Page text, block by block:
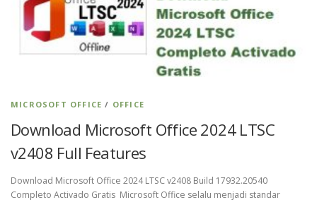
MICROSOFT OFFICE / OFFICE
Download Microsoft Office 2024 LTSC
v2408 Full Features
Download Microsoft Office 2024 LTSC v2408 Build 17932.20540
Completo Activado Gratis Microsoft Office selalu menjadi standar